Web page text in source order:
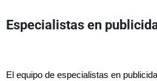
Especialistas en
El equipo de especialistas en